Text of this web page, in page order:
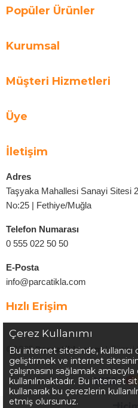
Popüler Ürünler
Kurumsal
Müşteri Hizmetleri
Üye
İletişim
Adres
Taşyaka Mahallesi Sanayi Sitesi
No:25 | Fethiye/Muğla
Telefon Numarası
0 555 022 50 50
E-Posta
info@parcatikla.com
Hızlı Erişim
©2025Parcatikla.com| Tüm
Çerez Kullanımı
Bu internet sitesinde, kullanıcı
geliştirmek ve internet
çalışmasını sağlamak
kullanılmaktadır. Bu internet
kullanarak bu çerezlerin
etmiş olursunuz.